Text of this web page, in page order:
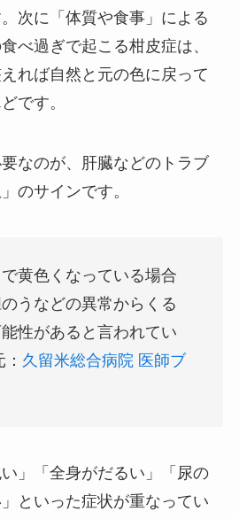
次に「体質や食事」による
べ過ぎで起こる柑皮症は、
れば自然と元の色に戻って
です。
なのが、肝臓などのトラブ
のサインです。
黄色くなっている場合
うなどの異常からくる
能性があると言われてい
久留米総合病院 医師ブ
」「全身がだるい」「尿の
といった症状が重なってい